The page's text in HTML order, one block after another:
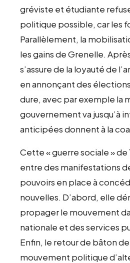
gréviste et étudiante
politique possible, car les
Parallèlement, la
les gains de Grenelle.
s’assure de la loyauté de
en annonçant des
dure, avec par exemple la
gouvernement va jusqu’à
anticipées donnent à la
Cette « guerre sociale » de
entre des manifestations
pouvoirs en place à
nouvelles. D’abord, elle
propager le mouvement
nationale et des services
Enfin, le retour de bâton de
mouvement politique